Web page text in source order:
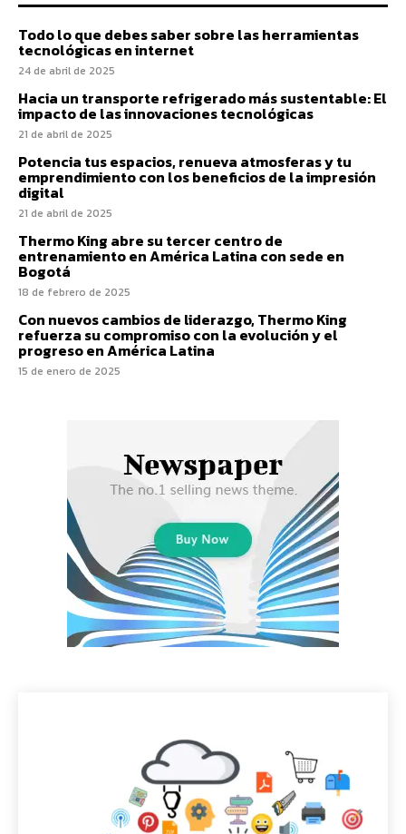
Todo lo que debes saber sobre las herramientas
tecnológicas en internet
24 de abril de 2025
Hacia un transporte refrigerado más sustentable: El
impacto de las innovaciones tecnológicas
21 de abril de 2025
Potencia tus espacios, renueva atmosferas y tu
emprendimiento con los beneficios de la impresión
digital
21 de abril de 2025
Thermo King abre su tercer centro de
entrenamiento en América Latina con sede en
Bogotá
18 de febrero de 2025
Con nuevos cambios de liderazgo, Thermo King
refuerza su compromiso con la evolución y el
progreso en América Latina
15 de enero de 2025